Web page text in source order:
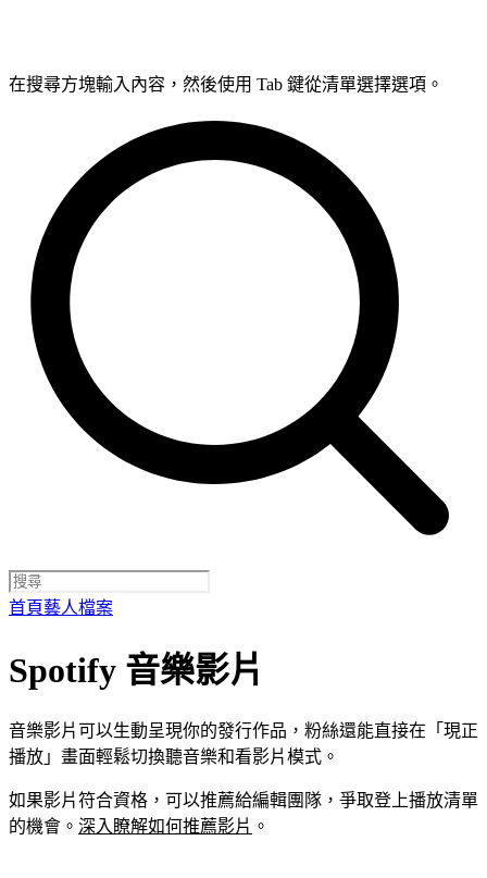
在搜尋方塊輸入內容，然後使用 Tab 鍵從清單選擇選項。
首頁藝人檔案
Spotify 音樂影片
音樂影片可以生動呈現你的發行作品，粉絲還能直接在「現正
播放」畫面輕鬆切換聽音樂和看影片模式。
如果影片符合資格，可以推薦給編輯團隊，爭取登上播放清單
的機會。 深入瞭解如何推薦影片 。